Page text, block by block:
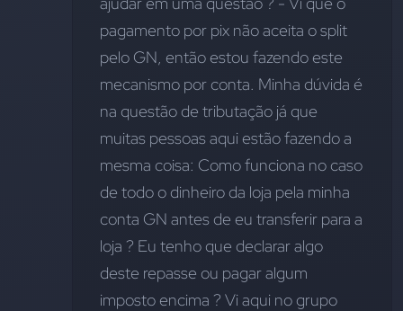
pagamento por pix não aceita o split
pelo GN, então estou fazendo este
mecanismo por conta. Minha dúvida é
na questão de tributação já que
muitas pessoas aqui estão fazendo a
mesma coisa: Como funciona no caso
de todo o dinheiro da loja pela minha
conta GN antes de eu transferir para a
loja ? Eu tenho que declarar algo
deste repasse ou pagar algum
imposto encima ? Vi aqui no grupo